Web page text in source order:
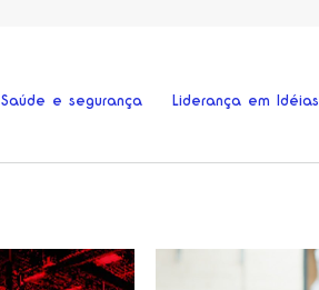
Saúde e segurança Liderança em Idéias